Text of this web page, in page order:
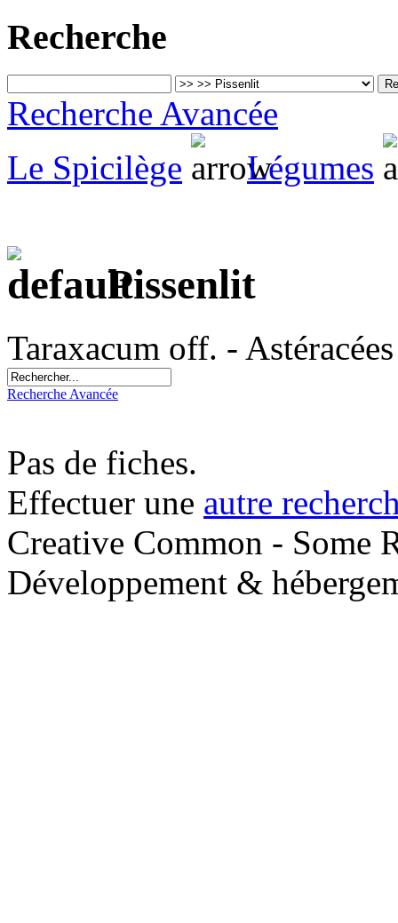
Recherche
Recherche Avancée
Le Spicilège
Légumes
Pissenlit
Taraxacum off. - Astéracées
Recherche Avancée
Pas de fiches.
Effectuer une autre
Creative Common - Some
Développement &